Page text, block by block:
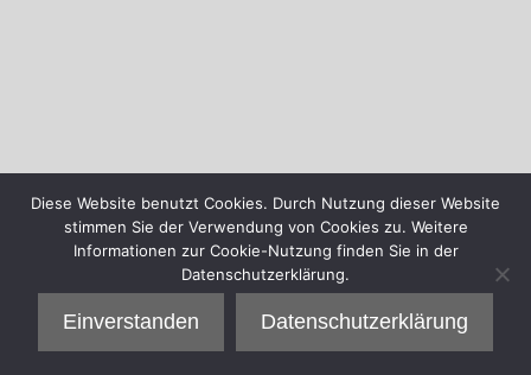
Diese Website benutzt Cookies. Durch Nutzung dieser Website
stimmen Sie der Verwendung von Cookies zu. Weitere
Informationen zur Cookie-Nutzung finden Sie in der
Datenschutzerklärung.
Einverstanden Datenschutzerklärung